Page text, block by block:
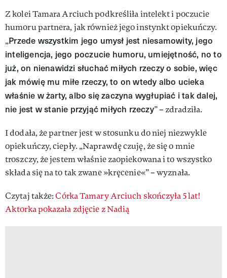
Z kolei Tamara Arciuch podkreśliła intelekt i poczucie
humoru partnera, jak również jego instynkt opiekuńczy.
„Przede wszystkim jego umysł jest niesamowity, jego
inteligencja, jego poczucie humoru, umiejętność, no to
już, on nienawidzi słuchać miłych rzeczy o sobie, więc
jak mówię mu miłe rzeczy, to on wtedy albo ucieka
właśnie w żarty, albo się zaczyna wygłupiać i tak dalej,
nie jest w stanie przyjąć miłych rzeczy” – zdradziła.
I dodała, że partner jest w stosunku do niej niezwykle
opiekuńczy, ciepły. „Naprawdę czuję, że się o mnie
troszczy, że jestem właśnie zaopiekowana i to wszystko
składa się na to tak zwane »kręcenie«” – wyznała.
Czytaj także: Córka Tamary Arciuch skończyła 5 lat!
Aktorka pokazała zdjęcie z Nadią